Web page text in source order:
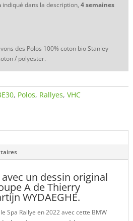
indiqué dans la description, 4 semaines
des Polos 100% coton bio Stanley
/ polyester.
, Polos, Rallyes, VHC
un dessin original
A de Thierry
WYDAEGHE.
Spa Rallye en 2022 avec cette BMW